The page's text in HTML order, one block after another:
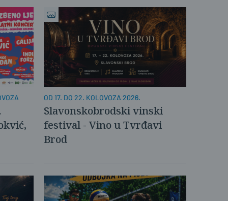
OD 17. DO 22. KOLOVOZA 2026.
Slavonskobrodski vinski
festival - Vino u Tvrđavi
Brod